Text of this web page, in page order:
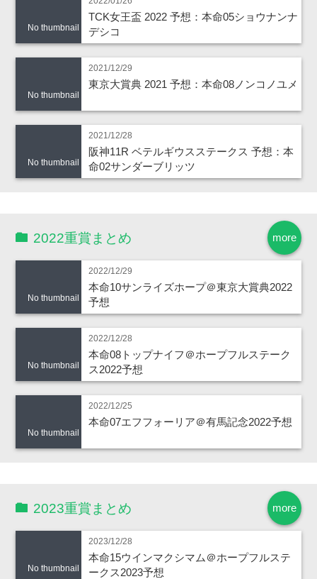
No thumbnail
TCK女王盃 2022 予想：本命05ショウナンナ
デシコ
No thumbnail
2021/12/29
東京大賞典 2021 予想：本命08ノンコノユメ
No thumbnail
2021/12/28
阪神11R ベテルギウスステークス 予想：本
命02サンダーブリッツ
more
2022重賞まとめ
No thumbnail
2022/12/29
本命10サンライズホープ＠東京大賞典2022
予想
No thumbnail
2022/12/28
本命08トップナイフ＠ホープフルステーク
ス2022予想
No thumbnail
2022/12/25
本命07エフフォーリア＠有馬記念2022予想
more
2023重賞まとめ
No thumbnail
2023/12/28
本命15ウインマクシマム＠ホープフルステ
ークス2023予想